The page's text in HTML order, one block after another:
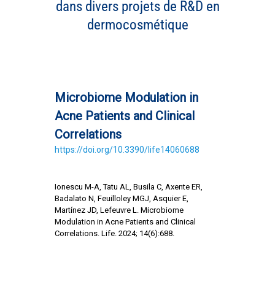
dans divers projets de R&D en
dermocosmétique
Microbiome Modulation in
Acne Patients and Clinical
Correlations
https://doi.org/10.3390/life14060688
Ionescu M-A, Tatu AL, Busila C, Axente ER,
Badalato N, Feuilloley MGJ, Asquier E,
Martínez JD, Lefeuvre L. Microbiome
Modulation in Acne Patients and Clinical
Correlations. Life. 2024; 14(6):688.